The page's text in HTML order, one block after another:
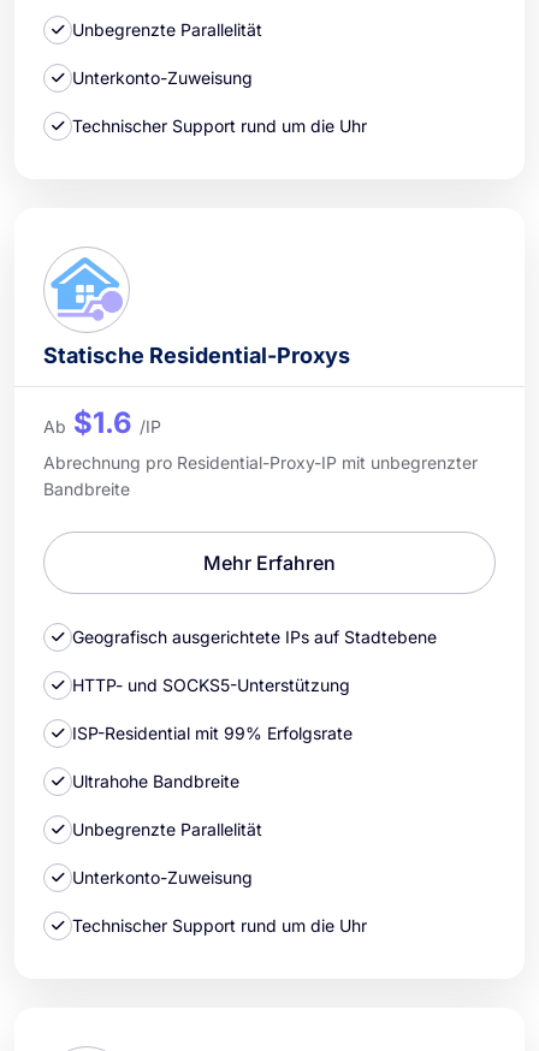
Unbegrenzte Parallelität
Unterkonto-Zuweisung
Technischer Support rund um die Uhr
Statische Residential-Proxys
Ab $1.6 /IP
Abrechnung pro Residential-Proxy-IP mit unbegrenzter
Bandbreite
Mehr Erfahren
Geografisch ausgerichtete IPs auf Stadtebene
HTTP- und SOCKS5-Unterstützung
ISP-Residential mit 99% Erfolgsrate
Ultrahohe Bandbreite
Unbegrenzte Parallelität
Unterkonto-Zuweisung
Technischer Support rund um die Uhr